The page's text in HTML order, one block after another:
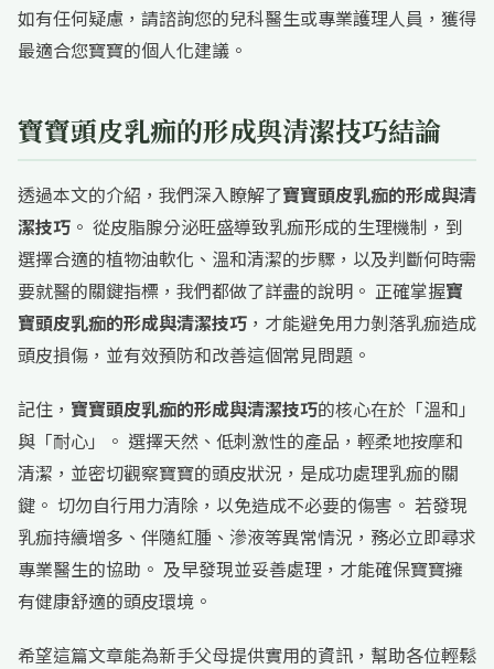
如有任何疑慮，請諮詢您的兒科醫生或專業護理人員，獲得
最適合您寶寶的個人化建議。
寶寶頭皮乳痂的形成與清潔技巧結論
透過本文的介紹，我們深入瞭解了寶寶頭皮乳痂的形成與清
潔技巧 。 從皮脂腺分泌旺盛導致乳痂形成的生理機制，到
選擇合適的植物油軟化、溫和清潔的步驟，以及判斷何時需
要就醫的關鍵指標，我們都做了詳盡的說明。 正確掌握寶
寶頭皮乳痂的形成與清潔技巧 ，才能避免用力剝落乳痂造成
頭皮損傷，並有效預防和改善這個常見問題。
記住， 寶寶頭皮乳痂的形成與清潔技巧的核心在於「溫和」
與「耐心」。 選擇天然、低刺激性的產品，輕柔地按摩和
清潔，並密切觀察寶寶的頭皮狀況，是成功處理乳痂的關
鍵。 切勿自行用力清除，以免造成不必要的傷害。 若發現
乳痂持續增多、伴隨紅腫、滲液等異常情況，務必立即尋求
專業醫生的協助。 及早發現並妥善處理，才能確保寶寶擁
有健康舒適的頭皮環境。
希望這篇文章能為新手父母提供實用的資訊，幫助各位輕鬆